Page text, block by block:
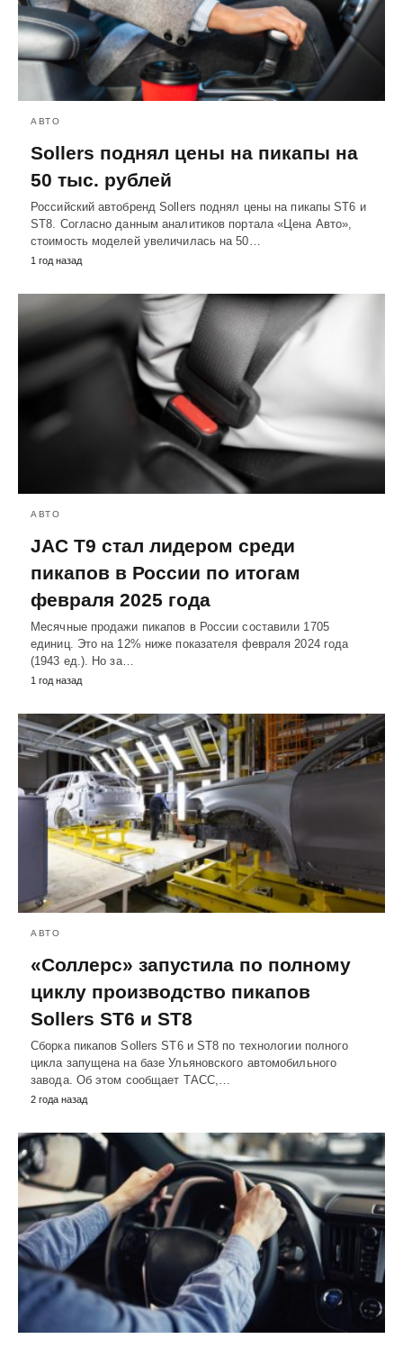
АВТО
Sollers поднял цены на пикапы на
50 тыс. рублей
Российский автобренд Sollers поднял цены на пикапы ST6 и
ST8. Согласно данным аналитиков портала «Цена Авто»,
стоимость моделей увеличилась на 50…
1 год назад
АВТО
JAC T9 стал лидером среди
пикапов в России по итогам
февраля 2025 года
Месячные продажи пикапов в России составили 1705
единиц. Это на 12% ниже показателя февраля 2024 года
(1943 ед.). Но за…
1 год назад
АВТО
«Соллерс» запустила по полному
циклу производство пикапов
Sollers ST6 и ST8
Сборка пикапов Sollers ST6 и ST8 по технологии полного
цикла запущена на базе Ульяновского автомобильного
завода. Об этом сообщает ТАСС,…
2 года назад